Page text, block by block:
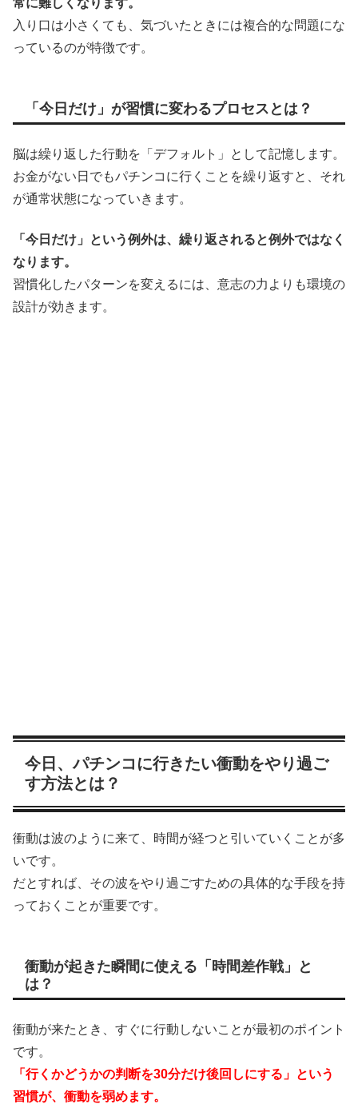
常に難しくなります。
入り口は小さくても、気づいたときには複合的な問題にな
っているのが特徴です。
「今日だけ」が習慣に変わるプロセスとは？
脳は繰り返した行動を「デフォルト」として記憶します。
お金がない日でもパチンコに行くことを繰り返すと、それ
が通常状態になっていきます。
「今日だけ」という例外は、繰り返されると例外ではなく
なります。
習慣化したパターンを変えるには、意志の力よりも環境の
設計が効きます。
今日、パチンコに行きたい衝動をやり過ご
す方法とは？
衝動は波のように来て、時間が経つと引いていくことが多
いです。
だとすれば、その波をやり過ごすための具体的な手段を持
っておくことが重要です。
衝動が起きた瞬間に使える「時間差作戦」と
は？
衝動が来たとき、すぐに行動しないことが最初のポイント
です。
「行くかどうかの判断を30分だけ後回しにする」という
習慣が、衝動を弱めます。